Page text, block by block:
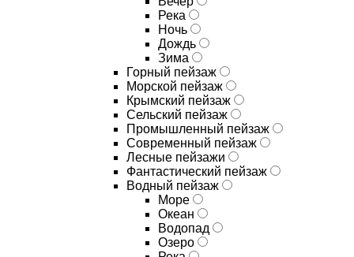
Река
Ночь
Дождь
Зима
Горный пейзаж
Морской пейзаж
Крымский пейзаж
Сельский пейзаж
Промышленный пейзаж
Современный пейзаж
Лесные пейзажи
Фантастический пейзаж
Водный пейзаж
Море
Океан
Водопад
Озеро